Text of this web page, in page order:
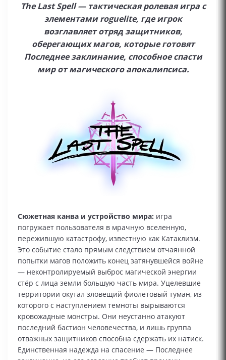
The Last Spell — тактическая ролевая игра с
элементами roguelite, где игрок
возглавляет отряд защитников,
оберегающих магов, которые готовят
Последнее заклинание, способное спасти
мир от магического апокалипсиса.
Сюжетная канва и устройство мира: игра
погружает пользователя в мрачную вселенную,
пережившую катастрофу, известную как Катаклизм.
Это событие стало прямым следствием отчаянной
попытки магов положить конец затянувшейся войне
— неконтролируемый выброс магической энергии
стёр с лица земли большую часть мира. Уцелевшие
территории окутал зловещий фиолетовый туман, из
которого с наступлением темноты вырываются
кровожадные монстры. Они неустанно атакуют
последний бастион человечества, и лишь группа
отважных защитников способна сдержать их натиск.
Единственная надежда на спасение — Последнее